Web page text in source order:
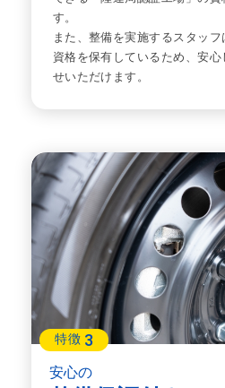
す。
また、整備を実施するスタッ
資格を保有しているため、安
せいただけます。
特徴 3
安心の